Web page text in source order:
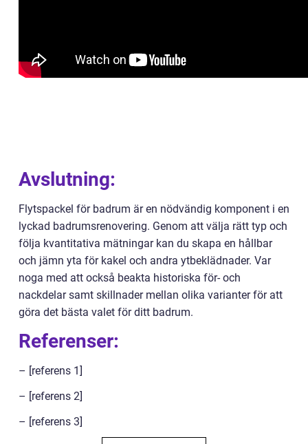
Avslutning:
Flytspackel för badrum är en nödvändig komponent i en
lyckad badrumsrenovering. Genom att välja rätt typ och
följa kvantitativa mätningar kan du skapa en hållbar
och jämn yta för kakel och andra ytbeklädnader. Var
noga med att också beakta historiska för- och
nackdelar samt skillnader mellan olika varianter för att
göra det bästa valet för ditt badrum.
Referenser:
– [referens 1]
– [referens 2]
– [referens 3]